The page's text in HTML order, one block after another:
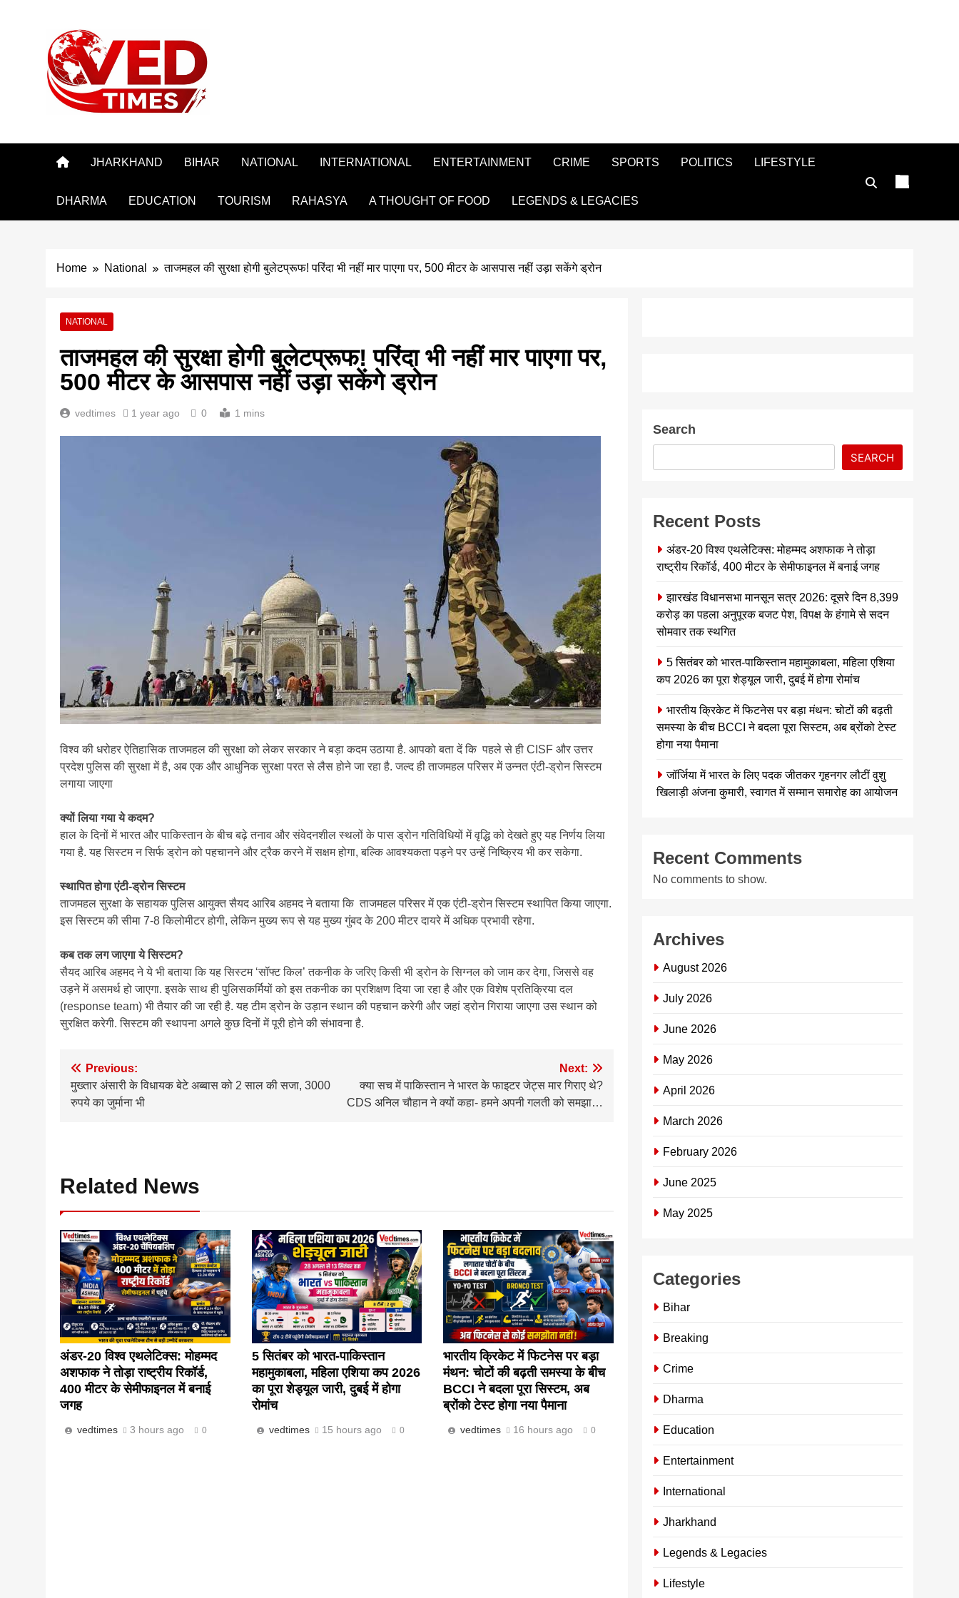
JHARKHAND BIHAR NATIONAL INTERNATIONAL ENTERTAINMENT CRIME SPORTS POLITICS LIFESTYLE
DHARMA EDUCATION TOURISM RAHASYA A THOUGHT OF FOOD LEGENDS & LEGACIES
Home National ताजमहल की सुरक्षा होगी बुलेटप्रूफ! परिंदा भी नहीं मार पाएगा पर, 500 मीटर के आसपास नहीं उड़ा सकेंगे ड्रोन
NATIONAL
ताजमहल की सुरक्षा होगी बुलेटप्रूफ! परिंदा भी नहीं मार पाएगा पर,
500 मीटर के आसपास नहीं उड़ा सकेंगे ड्रोन
vedtimes 1 year ago 0 1 mins
विश्व की धरोहर ऐतिहासिक ताजमहल की सुरक्षा को लेकर सरकार ने बड़ा कदम उठाया है. आपको बता दें कि पहले से ही CISF और उत्तर
प्रदेश पुलिस की सुरक्षा में है, अब एक और आधुनिक सुरक्षा परत से लैस होने जा रहा है. जल्द ही ताजमहल परिसर में उन्नत एंटी-ड्रोन सिस्टम
लगाया जाएगा
क्यों लिया गया ये कदम?
हाल के दिनों में भारत और पाकिस्तान के बीच बढ़े तनाव और संवेदनशील स्थलों के पास ड्रोन गतिविधियों में वृद्धि को देखते हुए यह निर्णय लिया
गया है. यह सिस्टम न सिर्फ ड्रोन को पहचानने और ट्रैक करने में सक्षम होगा, बल्कि आवश्यकता पड़ने पर उन्हें निष्क्रिय भी कर सकेगा.
स्थापित होगा एंटी-ड्रोन सिस्टम
ताजमहल सुरक्षा के सहायक पुलिस आयुक्त सैयद आरिब अहमद ने बताया कि ताजमहल परिसर में एक एंटी-ड्रोन सिस्टम स्थापित किया जाएगा.
इस सिस्टम की सीमा 7-8 किलोमीटर होगी, लेकिन मुख्य रूप से यह मुख्य गुंबद के 200 मीटर दायरे में अधिक प्रभावी रहेगा.
कब तक लग जाएगा ये सिस्टम?
सैयद आरिब अहमद ने ये भी बताया कि यह सिस्टम ‘सॉफ्ट किल’ तकनीक के जरिए किसी भी ड्रोन के सिग्नल को जाम कर देगा, जिससे वह
उड़ने में असमर्थ हो जाएगा. इसके साथ ही पुलिसकर्मियों को इस तकनीक का प्रशिक्षण दिया जा रहा है और एक विशेष प्रतिक्रिया दल
(response team) भी तैयार की जा रही है. यह टीम ड्रोन के उड़ान स्थान की पहचान करेगी और जहां ड्रोन गिराया जाएगा उस स्थान को
सुरक्षित करेगी. सिस्टम की स्थापना अगले कुछ दिनों में पूरी होने की संभावना है.
Post
navigation
Previous:
मुख्तार अंसारी के विधायक बेटे अब्बास को 2 साल की सजा, 3000
रुपये का जुर्माना भी
Next:
क्या सच में पाकिस्तान ने भारत के फाइटर जेट्स मार गिराए थे?
CDS अनिल चौहान ने क्यों कहा- हमने अपनी गलती को समझा…
Related News
अंडर-20 विश्व एथलेटिक्स: मोहम्मद
अशफाक ने तोड़ा राष्ट्रीय रिकॉर्ड,
400 मीटर के सेमीफाइनल में बनाई
जगह
vedtimes 3 hours ago 0
5 सितंबर को भारत-पाकिस्तान
महामुकाबला, महिला एशिया कप 2026
का पूरा शेड्यूल जारी, दुबई में होगा
रोमांच
vedtimes 15 hours ago 0
भारतीय क्रिकेट में फिटनेस पर बड़ा
मंथन: चोटों की बढ़ती समस्या के बीच
BCCI ने बदला पूरा सिस्टम, अब
ब्रोंको टेस्ट होगा नया पैमाना
vedtimes 16 hours ago 0
Search
SEARCH
Recent Posts
अंडर-20 विश्व एथलेटिक्स: मोहम्मद अशफाक ने तोड़ा
राष्ट्रीय रिकॉर्ड, 400 मीटर के सेमीफाइनल में बनाई जगह
झारखंड विधानसभा मानसून सत्र 2026: दूसरे दिन 8,399
करोड़ का पहला अनुपूरक बजट पेश, विपक्ष के हंगामे से सदन
सोमवार तक स्थगित
5 सितंबर को भारत-पाकिस्तान महामुकाबला, महिला एशिया
कप 2026 का पूरा शेड्यूल जारी, दुबई में होगा रोमांच
भारतीय क्रिकेट में फिटनेस पर बड़ा मंथन: चोटों की बढ़ती
समस्या के बीच BCCI ने बदला पूरा सिस्टम, अब ब्रोंको टेस्ट
होगा नया पैमाना
जॉर्जिया में भारत के लिए पदक जीतकर गृहनगर लौटीं वुशु
खिलाड़ी अंजना कुमारी, स्वागत में सम्मान समारोह का आयोजन
Recent Comments
No comments to show.
Archives
August 2026
July 2026
June 2026
May 2026
April 2026
March 2026
February 2026
June 2025
May 2025
Categories
Bihar
Breaking
Crime
Dharma
Education
Entertainment
International
Jharkhand
Legends & Legacies
Lifestyle